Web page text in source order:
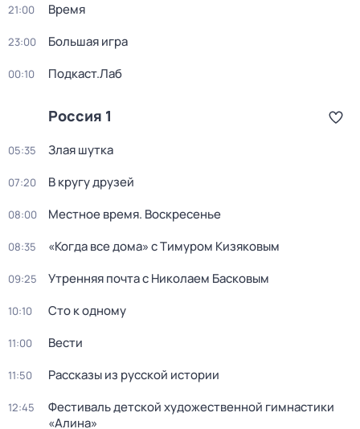
21:00 Время
23:00 Большая игра
00:10 Подкаст.Лаб
Россия 1
05:35 Злая шутка
07:20 В кругу друзей
08:00 Местное время. Воскресенье
08:35 «Когда все дома» с Тимуром Кизяковым
09:25 Утренняя почта с Николаем Басковым
10:10 Сто к одному
11:00 Вести
11:50 Рассказы из русской истории
12:45
Фестиваль детской художественной гимнастики
«Алина»